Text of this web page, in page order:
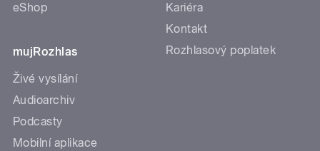
eShop
mujRozhlas
Živé vysílání
Audioarchiv
Podcasty
Mobilní aplikace
Kariéra
Kontakt
Rozhlasový poplatek